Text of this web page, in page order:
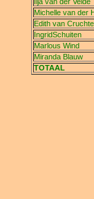
Michelle van der
Edith van
IngridSchuiten
Marlous Wind
Miranda Blauw
TOTAAL